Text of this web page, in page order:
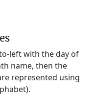
left with the day of
name, then the
represented using